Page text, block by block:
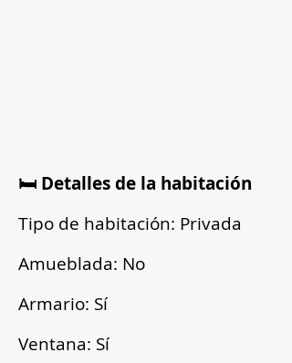
🛏️ Detalles de la habitación
Tipo de habitación: Privada
Amueblada: No
Armario: Sí
Ventana: Sí